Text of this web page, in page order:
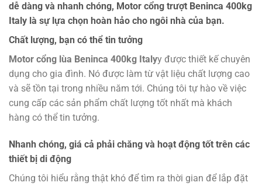
dễ dàng và nhanh chóng, Motor cổng trượt Beninca 400kg
Italy là sự lựa chọn hoàn hảo cho ngôi nhà của bạn.
Chất lượng, bạn có thể tin tưởng
Motor cổng lùa Beninca 400kg Italyy được thiết kế chuyên
dụng cho gia đình. Nó được làm từ vật liệu chất lượng cao
và sẽ tồn tại trong nhiều năm tới. Chúng tôi tự hào về việc
cung cấp các sản phẩm chất lượng tốt nhất mà khách
hàng có thể tin tưởng.
Nhanh chóng, giá cả phải chăng và hoạt động tốt trên các
thiết bị di động
Chúng tôi hiểu rằng thật khó để tìm ra thời gian để lắp đặt